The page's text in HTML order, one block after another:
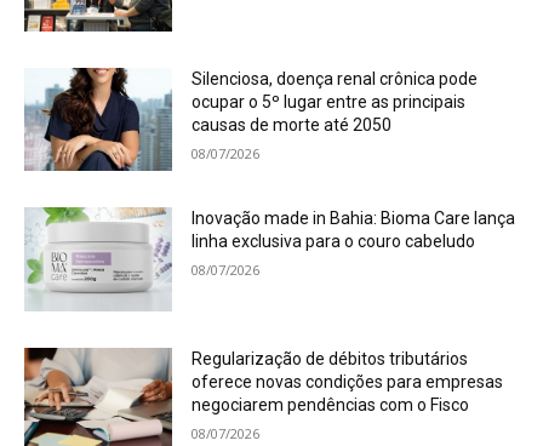
Silenciosa, doença renal crônica pode
ocupar o 5º lugar entre as principais
causas de morte até 2050
08/07/2026
Inovação made in Bahia: Bioma Care lança
linha exclusiva para o couro cabeludo
08/07/2026
Regularização de débitos tributários
oferece novas condições para empresas
negociarem pendências com o Fisco
08/07/2026